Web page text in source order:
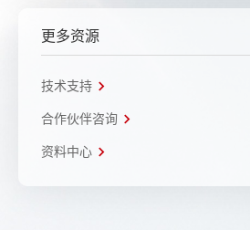
更多资源
技术支持
合作伙伴咨询
资料中心